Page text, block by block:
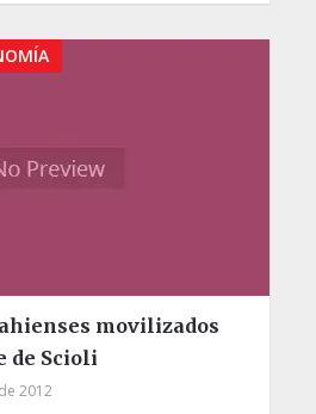
movilizados
de Scioli
2012